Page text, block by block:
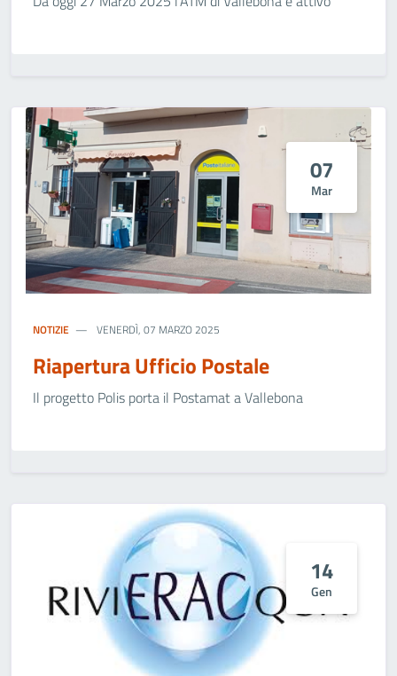
07
Mar
NOTIZIE VENERDÌ, 07 MARZO 2025
Riapertura Ufficio Postale
Il progetto Polis porta il Postamat a Vallebona
14
Gen